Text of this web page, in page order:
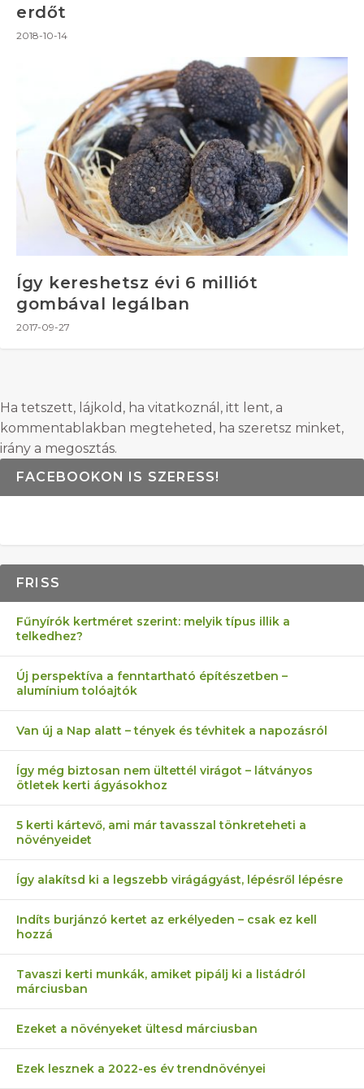
erdőt
2018-10-14
Így kereshetsz évi 6 milliót
gombával legálban
2017-09-27
Ha tetszett, lájkold, ha vitatkoznál, itt lent, a
kommentablakban megteheted, ha szeretsz minket,
irány a megosztás.
FACEBOOKON IS SZERESS!
FRISS
Fűnyírók kertméret szerint: melyik típus illik a
telkedhez?
Új perspektíva a fenntartható építészetben –
alumínium tolóajtók
Van új a Nap alatt – tények és tévhitek a napozásról
Így még biztosan nem ültettél virágot – látványos
ötletek kerti ágyásokhoz
5 kerti kártevő, ami már tavasszal tönkreteheti a
növényeidet
Így alakítsd ki a legszebb virágágyást, lépésről lépésre
Indíts burjánzó kertet az erkélyeden – csak ez kell
hozzá
Tavaszi kerti munkák, amiket pipálj ki a listádról
márciusban
Ezeket a növényeket ültesd márciusban
Ezek lesznek a 2022-es év trendnövényei